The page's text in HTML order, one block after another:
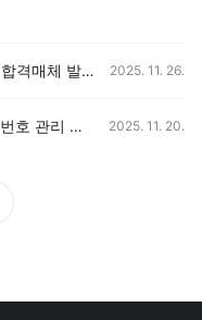
2025 언론사채널(경제·강소트랙) 합격매체 발표 2025. 11. 26.
[안내] Daum 약관/정책 및 앱비밀번호 관리 방식 변경 안내 2025. 11. 20.